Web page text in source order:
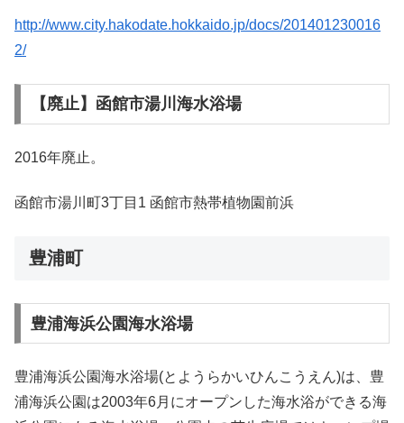
http://www.city.hakodate.hokkaido.jp/docs/201401230016
2/
【廃止】函館市湯川海水浴場
2016年廃止。
函館市湯川町3丁目1 函館市熱帯植物園前浜
豊浦町
豊浦海浜公園海水浴場
豊浦海浜公園海水浴場(とようらかいひんこうえん)は、豊
浦海浜公園は2003年6月にオープンした海水浴ができる海